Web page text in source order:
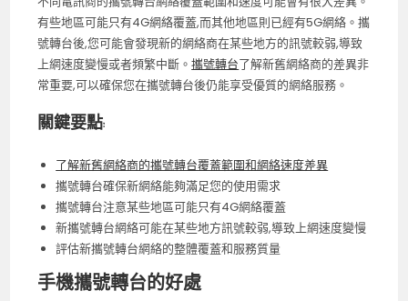
有些地區可能只有4G網絡覆蓋,而其他地區則已經有5G網絡。攜
號轉台後,您可能會發現新的網絡商在某些地方的訊號較弱,導致
上網速度變慢或者頻繁中斷。攜號轉台了解新舊網絡商的差異非
常重要,可以確保您在攜號轉台後仍能享受優質的網絡服務。
關鍵要點:
了解新舊網絡商的攜號轉台覆蓋範圍和網絡速度差異
攜號轉台確保新網絡能夠滿足您的使用需求
攜號轉台注意某些地區可能只有4G網絡覆蓋
新攜號轉台網絡可能在某些地方訊號較弱,導致上網速度變慢
評估新攜號轉台網絡的整體覆蓋和服務質量
手機攜號轉台的好處